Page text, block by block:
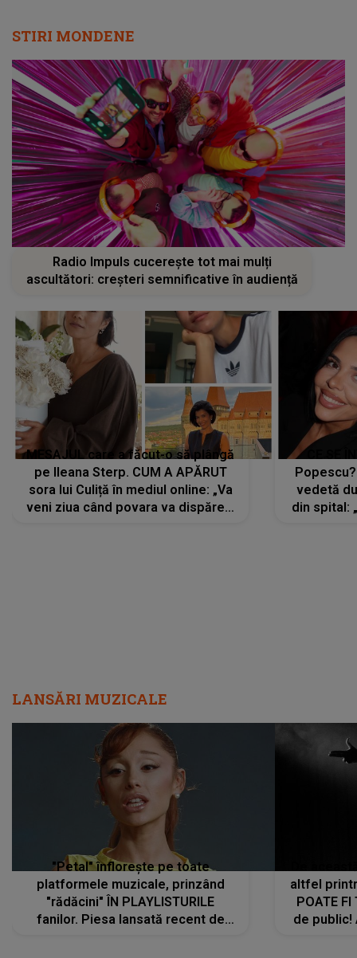
STIRI MONDENE
Radio Impuls cucerește tot mai mulți
ascultători: creșteri semnificative în audiență
MESAJUL care a făcut-o să plângă
pe Ileana Sterp. CUM A APĂRUT
sora lui Culiță în mediul online: „Va
veni ziua când povara va dispărea,
vedetă
din spital:
LANSĂRI MUZICALE
"Petal" înflorește pe toate
platformele muzicale, prinzând
"rădăcini" ÎN PLAYLISTURILE
fanilor. Piesa lansată recent de
altfel
POATE FI
de public!